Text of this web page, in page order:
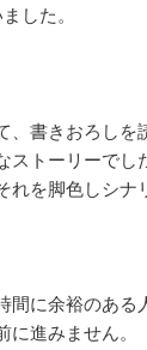
した。
書きおろしを
トーリーでし
れを脚色しシナ
に余裕のある
進みません。